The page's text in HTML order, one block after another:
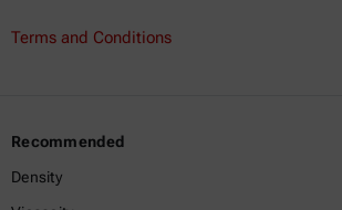
Terms and Conditions
Recommended
Density